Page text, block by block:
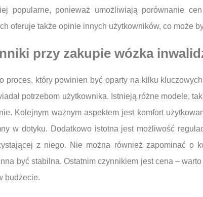
popularne, ponieważ umożliwiają porównanie
oferuje także opinie innych użytkowników, co może
przy zakupie wózka
proces, który powinien być oparty na kilku
potrzebom użytkownika. Istnieją różne modele,
Kolejnym ważnym aspektem jest komfort
w dotyku. Dodatkowo istotna jest możliwość
z niego. Nie można również zapominać o
być stabilna. Ostatnim czynnikiem jest cena –
budżecie.